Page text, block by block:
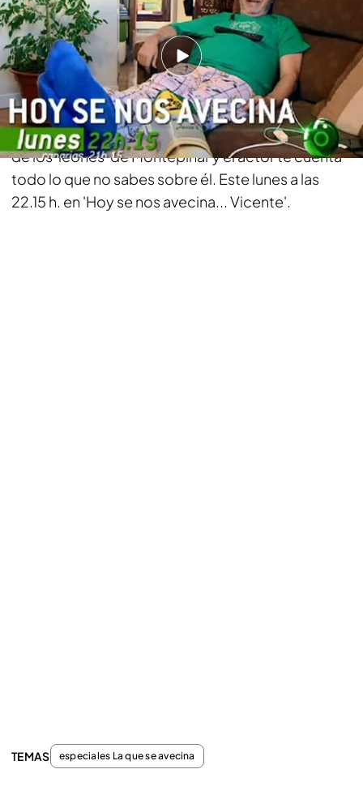
08 MAY 2013 - 19:42h.
Compartir
"Ay, Gregoria", éste el grito de Vicente (Ricardo
Arroyo) en el bar de Maxi. El padre de Javi es uno
de los 'leones' de Montepinar y el actor te cuenta
todo lo que no sabes sobre él. Este lunes a las
22.15 h. en 'Hoy se nos avecina... Vicente'.
TEMAS especiales La que se avecina